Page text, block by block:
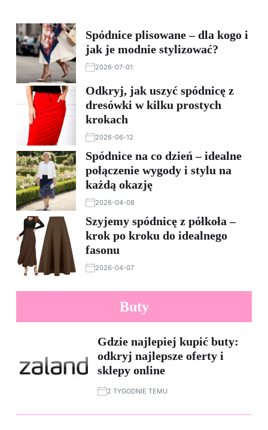
Spódnice plisowane – dla kogo i
jak je modnie stylizować?
2026-07-01
Odkryj, jak uszyć spódnicę z
dresówki w kilku prostych
krokach
2026-06-12
Spódnice na co dzień – idealne
połączenie wygody i stylu na
każdą okazję
2026-04-08
Szyjemy spódnicę z półkoła –
krok po kroku do idealnego
fasonu
2026-04-07
Buty
Gdzie najlepiej kupić buty:
odkryj najlepsze oferty i
sklepy online
2 TYGODNIE TEMU